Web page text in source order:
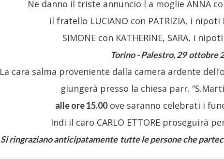
Ne danno il triste annuncio l a moglie ANNA
il fratello LUCIANO con PATRIZIA, i nipoti
SIMONE con KATHERINE, SARA, i
Torino - Palestro,29 ottobre
La cara salma proveniente dalla camera ardente
giungerà presso la chiesa parr.
alle ore15.00ove saranno celebrati i
Indi il caro CARLO ETTORE proseguirà
Si ringraziano anticipatamente tutte le persone che